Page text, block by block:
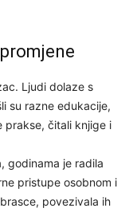
Ljudi dolaze s
su razne edukacije,
prakse, čitali knjige i
godinama je radila
pristupe osobnom i
povezivala ih